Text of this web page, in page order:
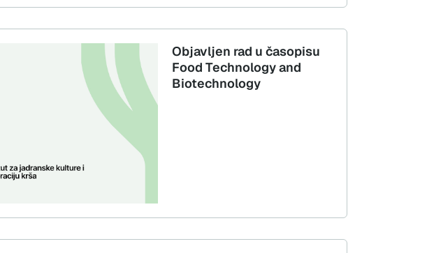
Objavljen rad u časopisu
Food Technology and
Biotechnology